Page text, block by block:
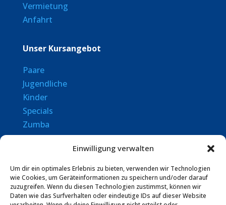
Einwilligung verwalten
Um dir ein optimales Erlebnis zu bieten, verwenden wir Technologien
wie Cookies, um Geräteinformationen zu speichern und/oder darauf
zuzugreifen. Wenn du diesen Technologien zustimmst, können wir
Daten wie das Surfverhalten oder eindeutige IDs auf dieser Website
Vermietung
Anfahrt
Unser Kursangebot
Paare
Jugendliche
Kinder
Specials
Zumba
Senioren
Rechtliches
Datenschutz
AGBs